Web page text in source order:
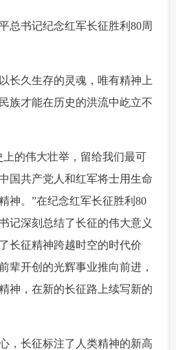
信息化 数据
新华广播
书记纪念红军长征胜利80周
久生存的灵魂，唯有精神上
族才能在历史的洪流中屹立不
的伟大壮举，留给我们最可
国共产党人和红军将士用生命
神。”在纪念红军长征胜利80
记深刻总结了长征的伟大意义
长征精神跨越时空的时代价
辈开创的光辉事业推向前进，
神，在新的长征路上续写新的
长征标注了人类精神的新高